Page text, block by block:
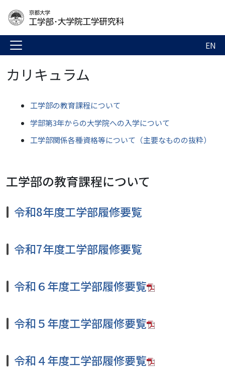
EN
カリキュラム
工学部の教育課程について
学部第3年からの大学院への入学について
工学部関係各種資格等について（主要なものの抜粋）
工学部の教育課程について
令和8年度工学部履修要覧
令和7年度工学部履修要覧
令和６年度工学部履修要覧
令和５年度工学部履修要覧
令和４年度工学部履修要覧